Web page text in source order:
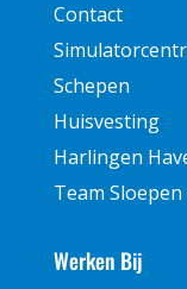
Contact
Schepen
Huisvesting
Harlingen
Team
Werken Bij